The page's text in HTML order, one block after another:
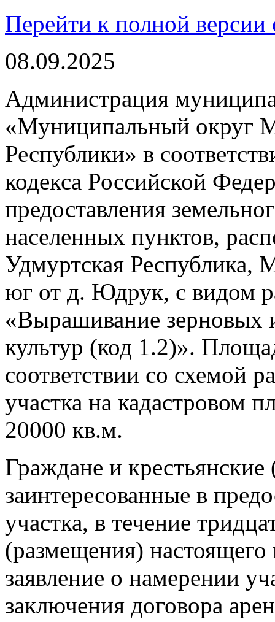
Перейти к полной версии
08.09.2025
Администрация
«Муниципальный округ
Республики» в
кодекса Российской
предоставления
населенных пунктов,
Удмуртская Республика,
юг от д. Юдрук, с видом
«Вырашивание зерновых
культур (код 1.2)».
соответствии со схемой
участка на кадастровом
20000 кв.м.
Граждане и крестьянские
заинтересованные в
участка, в течение
(размещения) настоящего
заявление о намерении
заключения договора